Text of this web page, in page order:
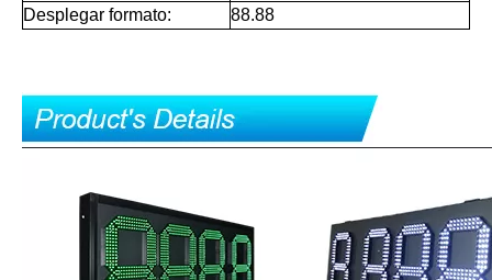
Desplegar formato:
88.88